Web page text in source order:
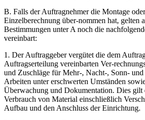
B. Falls der Auftragnehmer die Montage
Einzelberechnung über-nommen hat, gelten
Bestimmungen unter A noch die
vereinbart:
1. Der Auftraggeber vergütet die dem
Auftragserteilung vereinbarten Ver-
und Zuschläge für Mehr-, Nacht-, Sonn-
Arbeiten unter erschwerten Umständen
Überwachung und Dokumentation. Dies gilt
Verbrauch von Material einschließlich
Aufbau und den Anschluss der Einrichtung.